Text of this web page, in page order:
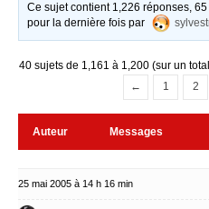
Ce sujet contient 1,226 réponses,
pour la dernière fois par
40 sujets de 1,161 à 1,200 (sur un
←
1 2
Auteur Messages
25 mai 2005 à 14 h 16 min